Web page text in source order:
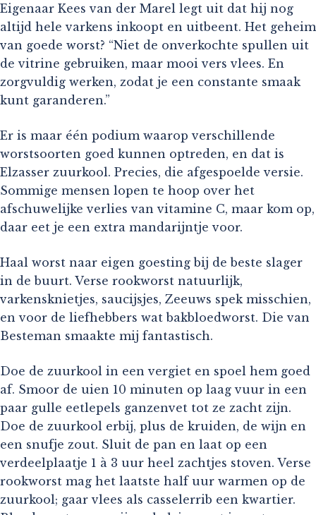
Eigenaar Kees van der Marel legt uit dat hij nog
altijd hele varkens inkoopt en uitbeent. Het geheim
van goede worst? “Niet de onverkochte spullen uit
de vitrine gebruiken, maar mooi vers vlees. En
zorgvuldig werken, zodat je een constante smaak
kunt garanderen.”
Er is maar één podium waarop verschillende
worstsoorten goed kunnen optreden, en dat is
Elzasser zuurkool. Precies, die afgespoelde versie.
Sommige mensen lopen te hoop over het
afschuwelijke verlies van vitamine C, maar kom op,
daar eet je een extra mandarijntje voor.
Haal worst naar eigen goesting bij de beste slager
in de buurt. Verse rookworst natuurlijk,
varkensknietjes, saucijsjes, Zeeuws spek misschien,
en voor de liefhebbers wat bakbloedworst. Die van
Besteman smaakte mij fantastisch.
Doe de zuurkool in een vergiet en spoel hem goed
af. Smoor de uien 10 minuten op laag vuur in een
paar gulle eetlepels ganzenvet tot ze zacht zijn.
Doe de zuurkool erbij, plus de kruiden, de wijn en
een snufje zout. Sluit de pan en laat op een
verdeelplaatje 1 à 3 uur heel zachtjes stoven. Verse
rookworst mag het laatste half uur warmen op de
zuurkool; gaar vlees als casselerrib een kwartier.